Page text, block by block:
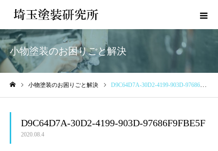
小物塗装のお困りごと解決
小物塗装のお困りごと解決 D9C64D7A-30D2-4199-903D-97686F9FBE5F
D9C64D7A-30D2-4199-903D-97686F9FBE5F
2020.08.4